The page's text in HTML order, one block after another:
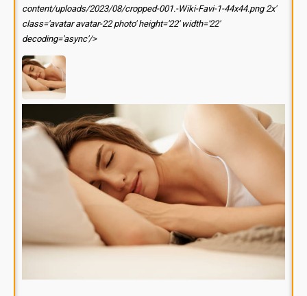
content/uploads/2023/08/cropped-001.-Wiki-Favi-1-44x44.png 2x'
class='avatar avatar-22 photo' height='22' width='22'
decoding='async'/>